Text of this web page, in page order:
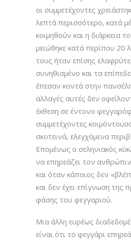
οι συμμετέχοντες
λεπτά περισσότερο, κατά
κοιμηθούν και η διάρκεια
μειώθηκε κατά περίπου 20
τους ήταν επίσης
συνηθισμένο και τα
έπεσαν κοντά στην
αλλαγές αυτές δεν
έκθεση σε έντονο
συμμετέχοντες
σκοτεινά, ελεγχόμενα
Επομένως ο σεληνιακός
να επηρεάζει τον
και όταν κάποιος δεν
και δεν έχει επίγνωση της
φάσης του φεγγαριού.
Μια άλλη ευρέως
είναι ότι το φεγγάρι